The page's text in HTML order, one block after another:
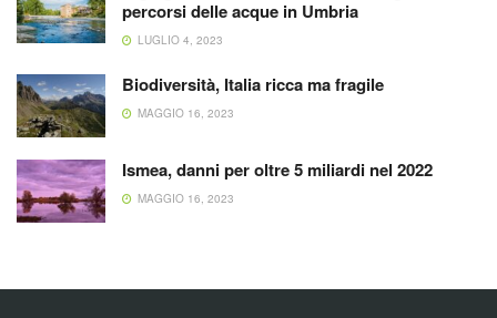
percorsi delle acque in Umbria
LUGLIO 4, 2023
Biodiversità, Italia ricca ma fragile
MAGGIO 16, 2023
Ismea, danni per oltre 5 miliardi nel 2022
MAGGIO 16, 2023